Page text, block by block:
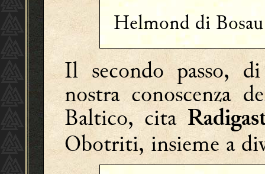
Helmond di
Il secondo passo,
nostra conoscenza
Baltico, cita
Obotriti, insieme a